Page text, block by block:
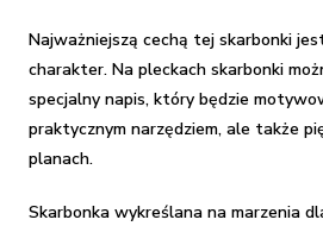
Najważniejszą cechą tej skarbonki
charakter. Na pleckach skarbonki
specjalny napis, który będzie
praktycznym narzędziem, ale także
planach.
Skarbonka wykreślana na marzenia